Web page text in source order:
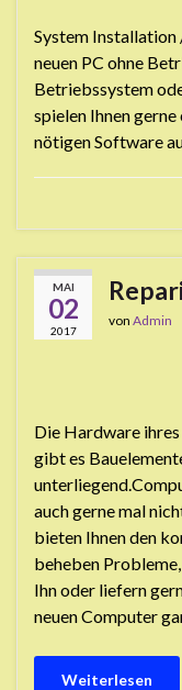
System Installation
neuen PC ohne
Betriebssystem
spielen Ihnen
nötigen Software
MAI
02
2017
von Admin
Die Hardware
gibt es
auch gerne mal
bieten Ihnen den
beheben
Ihn oder liefern
neuen Computer
Weiterlesen